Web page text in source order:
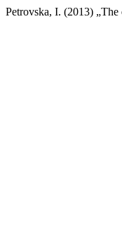
Petrovska, I. (2013)